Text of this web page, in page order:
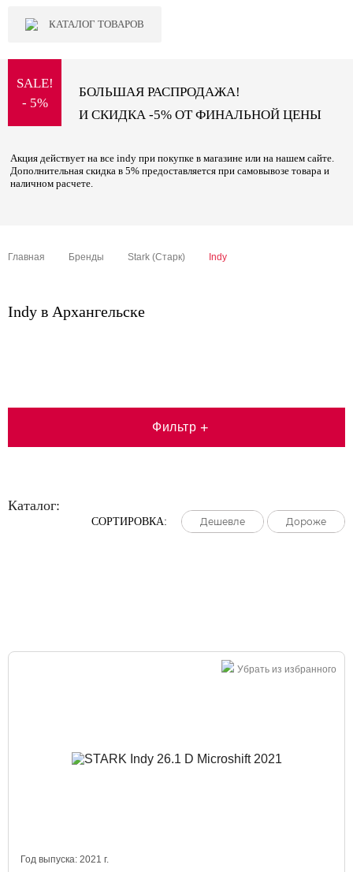
КАТАЛОГ ТОВАРОВ
SALE!
- 5%
БОЛЬШАЯ РАСПРОДАЖА!
И СКИДКА -5% ОТ ФИНАЛЬНОЙ ЦЕНЫ
Акция действует на все indy при покупке в магазине или на нашем сайте.
Дополнительная скидка в 5% предоставляется при самовывозе товара и
наличном расчете.
Главная Бренды Stark (Старк) Indy
Indy в Архангельске
Фильтр +
Каталог:
СОРТИРОВКА: Дешевле
Дешевле
Дешевле Дороже
Дороже
Дороже
Убрать из избранного
Год выпуска: 2021 г.